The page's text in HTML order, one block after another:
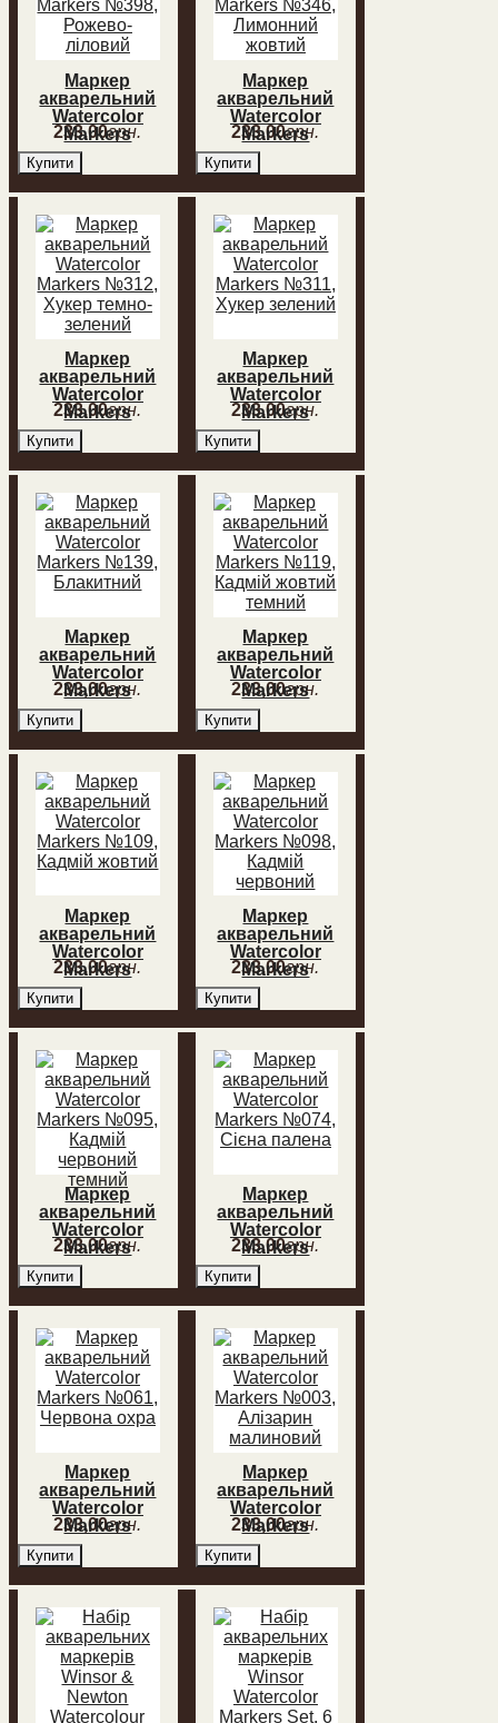
Маркер
акварельний
Watercolor
Markers
№398,
Рожево-
233,00грн.
Купити
Маркер
акварельний
Watercolor
Markers
№346,
Лимонний
233,00грн.
Купити
Маркер
акварельний
Watercolor
Markers
№312, Хукер
темно-
233,00грн.
Купити
Маркер
акварельний
Watercolor
Markers
№311, Хукер
зелений
233,00грн.
Купити
Маркер
акварельний
Watercolor
Markers
№139,
Блакитний
233,00грн.
Купити
Маркер
акварельний
Watercolor
Markers
№119, Кадмій
жовтий
233,00грн.
Купити
Маркер
акварельний
Watercolor
Markers
№109, Кадмій
жовтий
233,00грн.
Купити
Маркер
акварельний
Watercolor
Markers
№098, Кадмій
червоний
233,00грн.
Купити
Маркер
акварельний
Watercolor
Markers
№095, Кадмій
червоний
233,00грн.
Купити
Маркер
акварельний
Watercolor
Markers
№074, Сієна
палена
233,00грн.
Купити
Маркер
акварельний
Watercolor
Markers
№061,
Червона охра
233,00грн.
Купити
Маркер
акварельний
Watercolor
Markers
№003,
Алізарин
233,00грн.
Купити